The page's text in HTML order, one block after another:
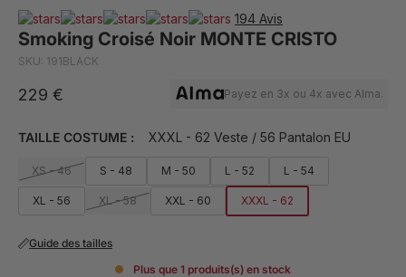
194 Avis
Smoking Croisé Noir MONTE CRISTO
SKU: 191BLACK
229 € Payez en 3x ou 4x avec Alma.
TAILLE COSTUME : XXXL - 62 Veste / 56 Pantalon EU
XS - 46 S - 48 M - 50 L - 52 L - 54
XL - 56 XL - 58 XXL - 60 XXXL - 62
Guide des tailles
Plus que 1 produits(s) en stock